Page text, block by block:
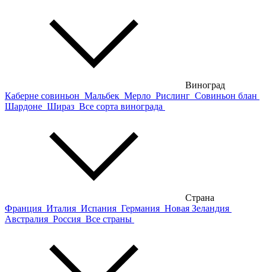
Виноград
Каберне совиньон Мальбек Мерло Рислинг Совиньон блан
Шардоне Шираз Все сорта винограда
Страна
Франция Италия Испания Германия Новая Зеландия
Австралия Россия Все страны